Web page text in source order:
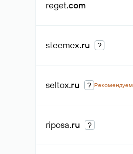
reget.com
steemex.ru ?
seltox.ru ? Рекомендуем
riposa.ru ?